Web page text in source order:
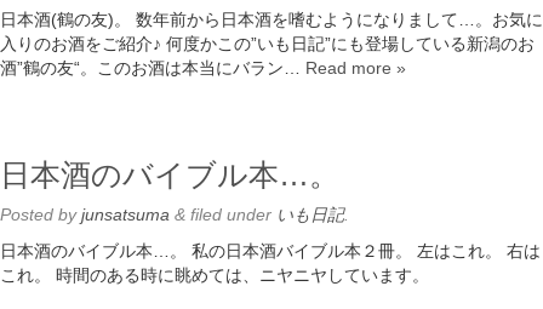
日本酒(鶴の友)。 数年前から日本酒を嗜むようになりまして…。お気に
入りのお酒をご紹介♪ 何度かこの”いも日記”にも登場している新潟のお
酒”鶴の友“。このお酒は本当にバラン… Read more »
日本酒のバイブル本…。
Posted byjunsatsuma & filed under いも日記.
日本酒のバイブル本…。 私の日本酒バイブル本２冊。 左はこれ。 右は
これ。 時間のある時に眺めては、ニヤニヤしています。